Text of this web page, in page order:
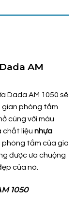
AM
Dada AM 1050 sẽ
gian phòng tắm
cùng với màu
chất liệu nhựa
phòng tắm của gia
được ưa chuộng
của nó.
1050